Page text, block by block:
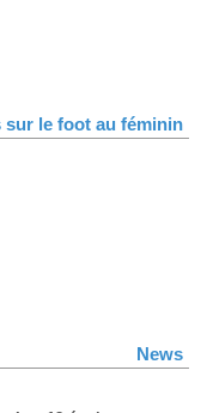
sur le foot au féminin
News